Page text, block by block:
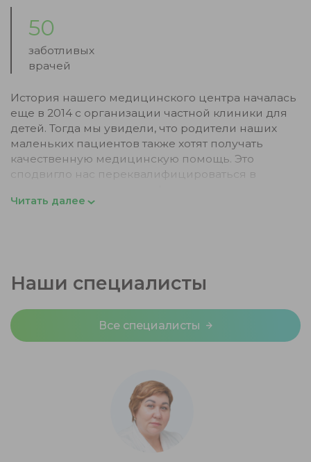
50
заботливых
врачей
История нашего медицинского центра началась
еще в 2014 с организации частной клиники для
детей. Тогда мы увидели, что родители наших
маленьких пациентов также хотят получать
качественную медицинскую помощь. Это
сподвигло нас переквалифицироваться в
С самого начала мы работаем по строгим
В 2017 году мы получили аккредитационную
категорию, выданную комиссией Министерства
здравоохранения Украины — это подтверждает
высокий уровень оказываемых нашими врачами
Читать далее
Наши специалисты
Все специалисты